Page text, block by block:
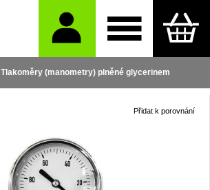
Tlakoměry (manometry) plněné glycerinem
Přidat k porovnání